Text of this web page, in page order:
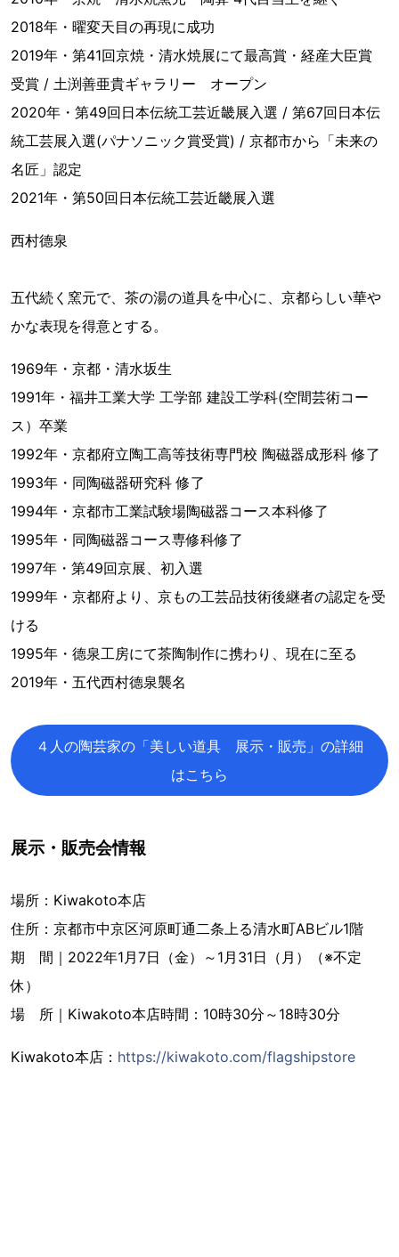
2018年・曜変天目の再現に成功
2019年・第41回京焼・清水焼展にて最高賞・経産大臣賞
受賞 / 土渕善亜貴ギャラリー オープン
2020年・第49回日本伝統工芸近畿展入選 / 第67回日本伝
統工芸展入選(パナソニック賞受賞) / 京都市から「未来の
名匠」認定
2021年・第50回日本伝統工芸近畿展入選
西村德泉
五代続く窯元で、茶の湯の道具を中心に、京都らしい華や
かな表現を得意とする。
1969年・京都・清水坂生
1991年・福井工業大学 工学部 建設工学科(空間芸術コー
ス）卒業
1992年・京都府立陶工高等技術専門校 陶磁器成形科 修了
1993年・同陶磁器研究科 修了
1994年・京都市工業試験場陶磁器コース本科修了
1995年・同陶磁器コース専修科修了
1997年・第49回京展、初入選
1999年・京都府より、京もの工芸品技術後継者の認定を受
ける
1995年・德泉工房にて茶陶制作に携わり、現在に至る
2019年・五代西村德泉襲名
４人の陶芸家の「美しい道具 展示・販売」の詳細
はこちら
展示・販売会情報
場所：Kiwakoto本店
住所：京都市中京区河原町通二条上る清水町ABビル1階
期 間｜2022年1月7日（金）～1月31日（月）（※不定
休）
場 所｜Kiwakoto本店時間：10時30分～18時30分
Kiwakoto本店： https://kiwakoto.com/flagshipstore